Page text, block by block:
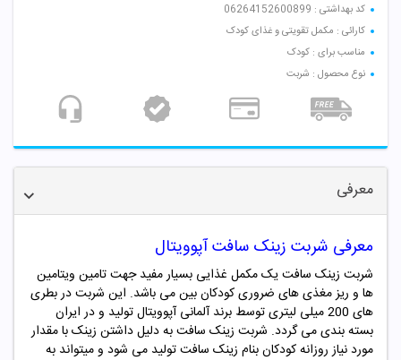
کد بهداشتی : 06264152600899
کارائی : مکمل تقویتی و غذای کودک
مناسب برای : کودک
نوع محصول : شربت
معرفی
معرفی شربت زینک سافت آپوویتال
شربت زینک سافت یک مکمل غذایی بسیار مفید جهت تامین ویتامین
ها و ریز مغذی های ضروری کودکان بین می باشد. این شربت در بطری
های 200 میلی لیتری توسط برند آلمانی آپوویتال تولید و در ایران
بسته بندی می گردد. شربت زینک سافت به دلیل داشتن زینک با مقدار
مورد نیاز روزانه کودکان بنام زینک سافت تولید می شود و میتواند به